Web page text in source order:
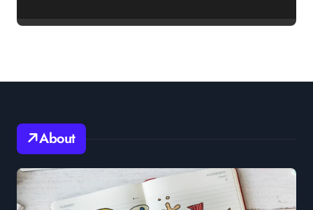
About